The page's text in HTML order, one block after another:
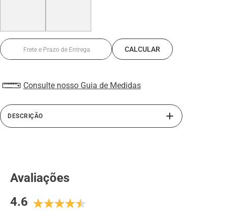
Consulte nosso Guia de Medidas
DESCRIÇÃO
sapato masculino oferece mais conforto e segurança ao
caminhar com seu sapato de couro. Perfeito para homens
derramado somado ao salto externo do sapato, atinge até
Avaliações
4.6